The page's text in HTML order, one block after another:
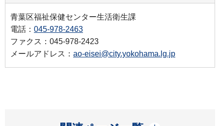
青葉区福祉保健センター生活衛生課
電話： 045-978-2463
ファクス：045-978-2423
メールアドレス： ao-eisei@city.yokohama.lg.jp